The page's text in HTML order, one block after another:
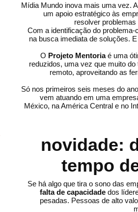
Mídia Mundo inova mais uma vez.
um apoio estratégico às
resolver
Com a identificação do problema-
na busca imediata de soluções.
O Projeto Mentoriaé uma
reduzidos, uma vez que muito
remoto, aproveitando as
Só nos primeiros seis meses do
vem atuando em uma
México, na América Central e no
novidade:
tempo
Se há algo que tira o sono das
falta de capacidade dos
pesadas. Pessoas de alto